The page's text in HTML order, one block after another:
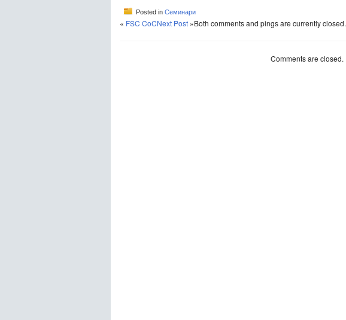
Posted in Семинари
« FSC CoCNext Post »Both comments and pings are currently closed.
Comments are closed.